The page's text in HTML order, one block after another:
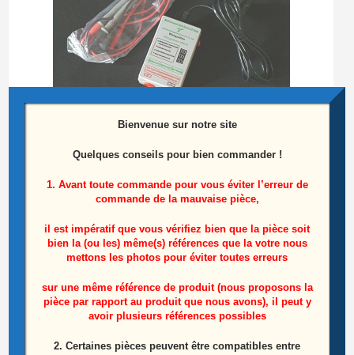
Testeur de barres LEDS
25,00€
Ajouter au panier
Bienvenue sur notre site
Quelques conseils pour bien commander !
1. Avant toute commande pour vous éviter l’erreur de
commande de la mauvaise pièce,
il est impératif que vous vérifiez bien que la pièce soit
bien la (ou les) même(s) références que la votre nous
mettons les photos pour éviter toutes erreurs
sur une même référence de produit (nous proposons la
pièce par rapport au produit que nous avons), il peut y
avoir plusieurs références possibles
2. Certaines pièces peuvent être compatibles entre